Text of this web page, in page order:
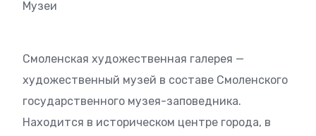
Музеи
Смоленская художественная галерея —
художественный музей в составе Смоленского
государственного музея-заповедника.
Находится в историческом центре города, в